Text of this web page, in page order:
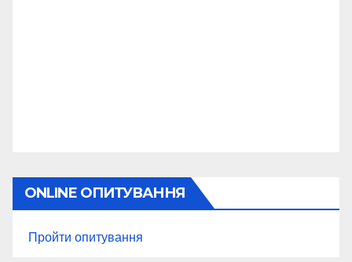
ONLINE ОПИТУВАННЯ
Пройти опитування